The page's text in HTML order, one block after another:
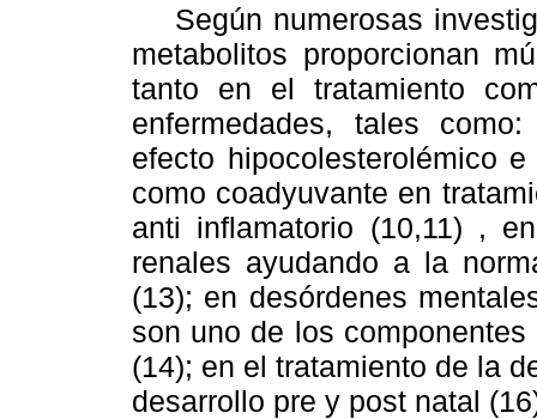
Según numerosas
metabolitos proporcionan
tanto en el tratamiento
enfermedades, tales
efecto hipocolesterolémico
como coadyuvante en
anti inflamatorio (10,11) ,
renales ayudando a la
(13); en desórdenes
son uno de los
(14); en el tratamiento de la
desarrollo pre y post natal